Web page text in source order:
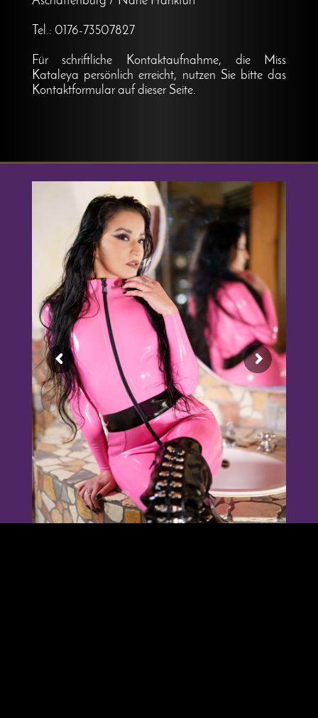
Tel.: 0176-73507827
Für schriftliche Kontaktaufnahme, die Miss
Kataleya persönlich erreicht, nutzen Sie bitte das
Kontaktformular auf dieser Seite.